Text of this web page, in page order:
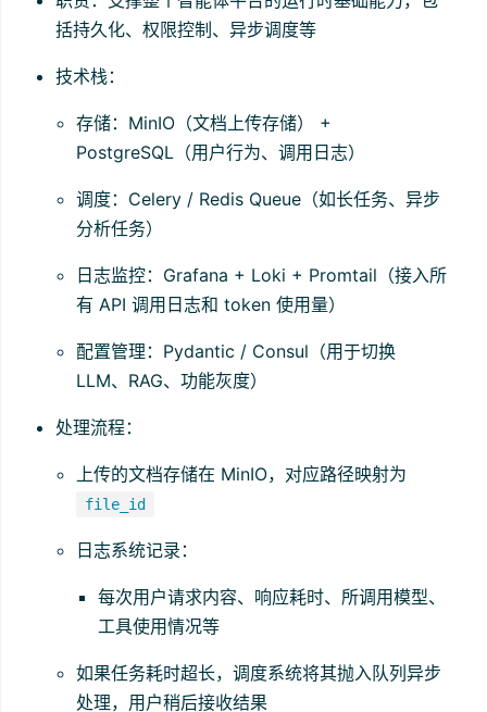
括持久化、权限控制、异步调度等
技术栈：
存储：MinIO（文档上传存储） +
PostgreSQL（用户行为、调用日志）
调度：Celery / Redis Queue（如长任务、异步
分析任务）
日志监控：Grafana + Loki + Promtail（接入所
有 API 调用日志和 token 使用量）
配置管理：Pydantic / Consul（用于切换
LLM、RAG、功能灰度）
处理流程：
上传的文档存储在 MinIO，对应路径映射为
file_id
日志系统记录：
每次用户请求内容、响应耗时、所调用模型、
工具使用情况等
如果任务耗时超长，调度系统将其抛入队列异步
处理，用户稍后接收结果